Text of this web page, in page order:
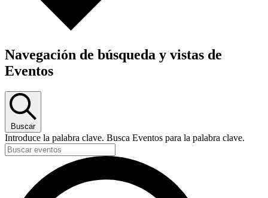
Navegación de búsqueda y vistas de
Eventos
Buscar
Introduce la palabra clave. Busca Eventos para la palabra clave.